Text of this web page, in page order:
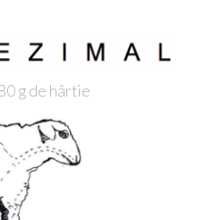
g de hârtie